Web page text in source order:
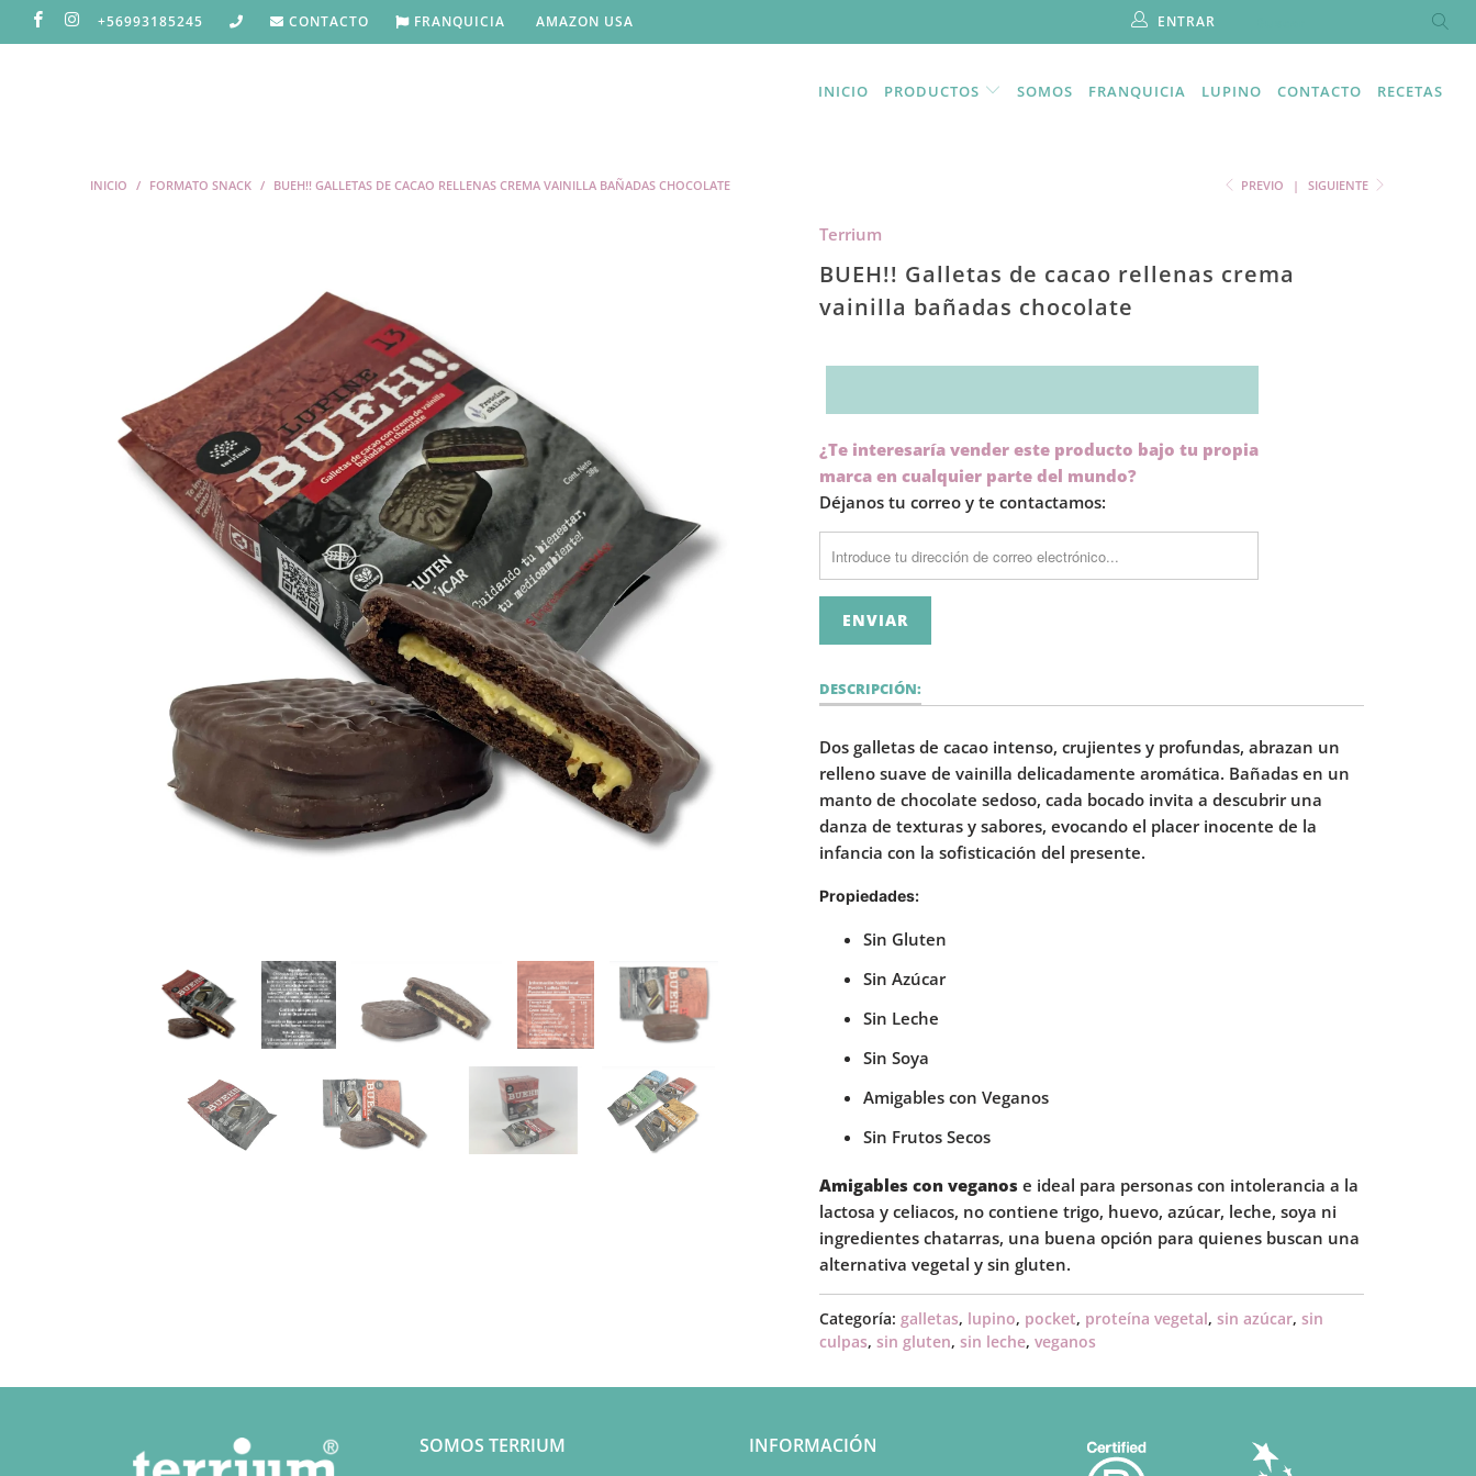
+56993185245 CONTACTO FRANQUICIA AMAZON USA ENTRAR
INICIO PRODUCTOS SOMOS FRANQUICIA LUPINO CONTACTO RECETAS
PREVIO | SIGUIENTE
INICIO / FORMATO SNACK / BUEH!! GALLETAS DE CACAO RELLENAS CREMA VAINILLA BAÑADAS CHOCOLATE
Terrium
BUEH!! Galletas de cacao rellenas crema
vainilla bañadas chocolate
TRANSLATION
MISSING:
ES.PRODUCTS.NOTIFY_FORM.DESCRIPTION:
¿Te interesaría vender este producto bajo tu propia
marca en cualquier parte del mundo?
Déjanos tu correo y te contactamos:
DESCRIPCIÓN:
Dos galletas de cacao intenso, crujientes y profundas, abrazan un
relleno suave de vainilla delicadamente aromática. Bañadas en un
manto de chocolate sedoso, cada bocado invita a descubrir una
danza de texturas y sabores, evocando el placer inocente de la
infancia con la sofisticación del presente.
Propiedades:
Sin Gluten
Sin Azúcar
Sin Leche
Sin Soya
Amigables con Veganos
Sin Frutos Secos
Amigables con veganose ideal para personas con intolerancia a la
lactosa y celiacos, no contiene trigo, huevo, azúcar, leche, soya ni
ingredientes chatarras, una buena opción para quienes buscan una
alternativa vegetal y sin gluten.
Categoría: galletas, lupino, pocket, proteína vegetal, sin azúcar, sin
culpas, sin gluten, sin leche, veganos
SOMOS TERRIUM INFORMACIÓN